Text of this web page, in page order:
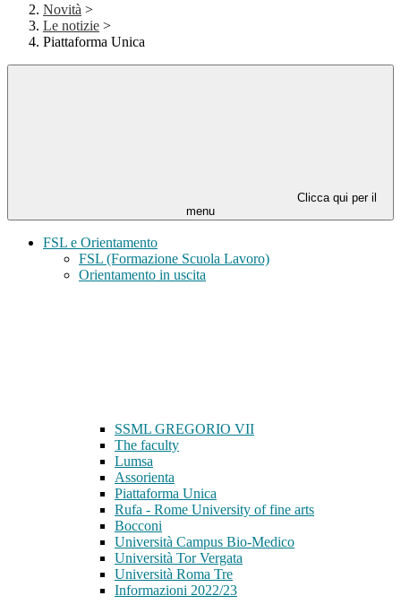
Novità >
Le notizie >
Piattaforma Unica
Clicca qui per il
menu
FSL e Orientamento
FSL (Formazione Scuola Lavoro)
Orientamento in uscita
SSML GREGORIO VII
The faculty
Lumsa
Assorienta
Piattaforma Unica
Rufa - Rome University of fine arts
Bocconi
Università Campus Bio-Medico
Università Tor Vergata
Università Roma Tre
Informazioni 2022/23